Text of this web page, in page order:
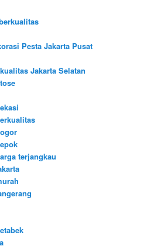
Pesta Jakarta Pusat
Jakarta Selatan
terjangkau